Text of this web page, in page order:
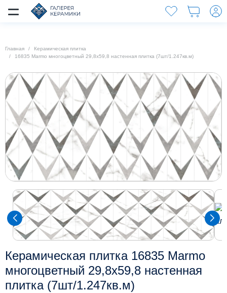
Главная
Керамическая плитка
16835 Marmo многоцветный 29,8x59,8 настенная плитка (7шт/1.247кв.м)
Керамическая плитка 16835 Marmo
многоцветный 29,8x59,8 настенная
плитка (7шт/1.247кв.м)